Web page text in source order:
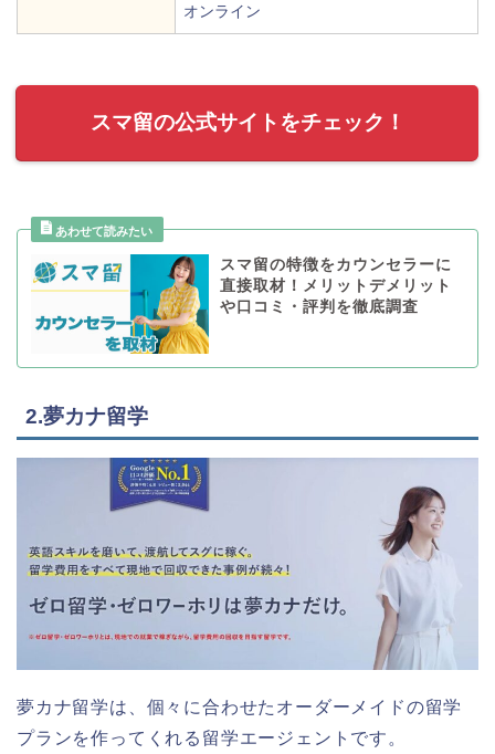
オンライン
スマ留の公式サイトをチェック！
スマ留の特徴をカウンセラーに
直接取材！メリットデメリット
や口コミ・評判を徹底調査
2.夢カナ留学
夢カナ留学は、個々に合わせたオーダーメイドの留学
プランを作ってくれる留学エージェントです。